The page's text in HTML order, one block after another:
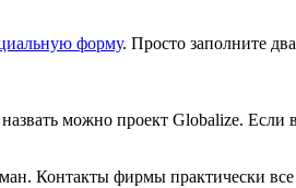
форму. Просто заполните
можно проект Globalize. Если
Контакты фирмы практически